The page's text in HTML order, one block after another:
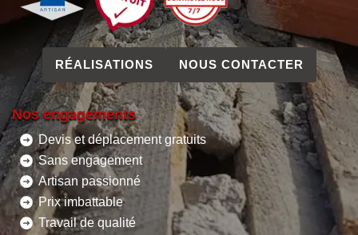
RÉALISATIONS NOUS CONTACTER
Nos engagements
Devis et déplacement gratuits
Sans engagement
Artisan passionné
Prix imbattable
Travail de qualité